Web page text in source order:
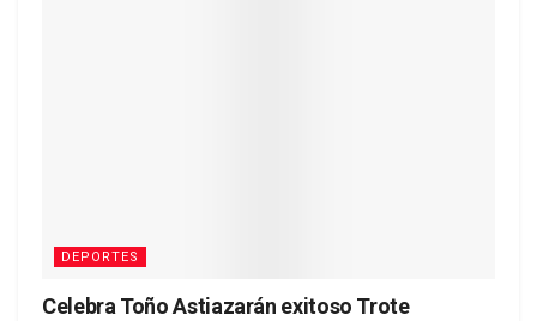
DEPORTES
Celebra Toño Astiazarán exitoso Trote